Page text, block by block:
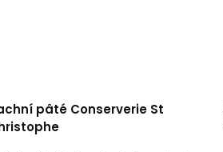
pâté Conserverie St